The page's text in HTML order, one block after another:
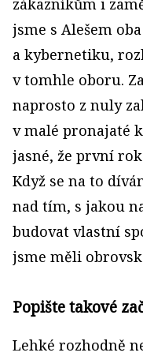
zákazníkům i
jsme s Alešem
a kybernetiku,
v tomhle oboru.
naprosto z nuly
v malé pronajaté
jasné, že první
Když se na to
nad tím, s jakou
budovat vlastní
jsme měli
Popište takové
Lehké rozhodně